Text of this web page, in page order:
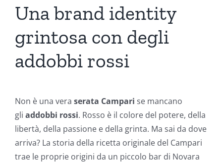
Una brand identity
grintosa con degli
addobbi rossi
Non è una vera serata Campari se mancano
gli addobbi rossi. Rosso è il colore del potere, della
libertà, della passione e della grinta. Ma sai da dove
arriva? La storia della ricetta originale del Campari
trae le proprie origini da un piccolo bar di Novara